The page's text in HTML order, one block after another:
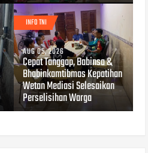
INFO TNI
AUG 05, 2026
Cepat Tanggap, Babinsa &
Bhabinkamtibmas Kepatihan
Wetan Mediasi Selesaikan
Perselisihan Warga